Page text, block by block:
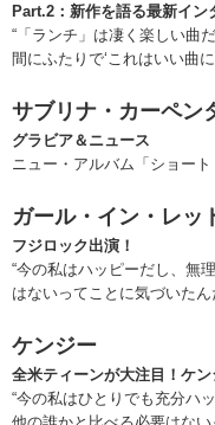
Part.2：新作を語る最新イン
“「ランチ」は凄く楽しい曲
間にふたりで‘これはいい曲
サブリナ・カーペン
グラビア＆ニュース
ニュー・アルバム「ショー
ガール・イン・レッ
フジロック出演！
“今の私はハッピーだし、無
はないってことに気づいたん
ケンジー
全米ティーンが大注目！ケ
“今の私はひとりでも充分ハ